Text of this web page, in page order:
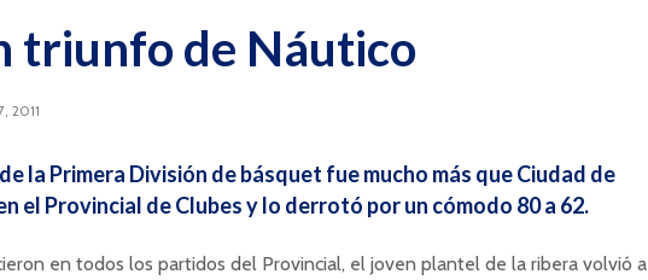
triunfo de Náutico
2011
la Primera División de básquet fue mucho más que Ciudad de
el Provincial de Clubes y lo derrotó por un cómodo 80 a 62.
en todos los partidos del Provincial, el joven plantel de la ribera volvió a